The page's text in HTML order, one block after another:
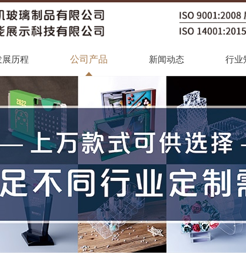
展历程 公司产品 新闻动态 行业